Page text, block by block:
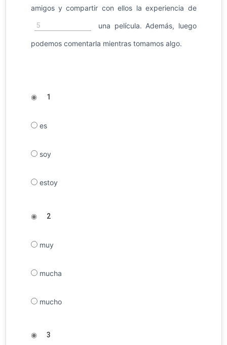
amigos y compartir con ellos la experiencia de
5 una película. Además, luego
podemos comentarla mientras tomamos algo.
◉ 1
es
soy
estoy
◉ 2
muy
mucha
mucho
◉ 3